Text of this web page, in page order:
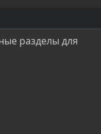
разделы для